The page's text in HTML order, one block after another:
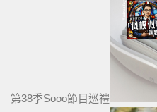
第38季Sooo節目巡禮